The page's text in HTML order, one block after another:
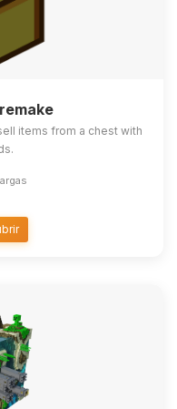
items from a chest with